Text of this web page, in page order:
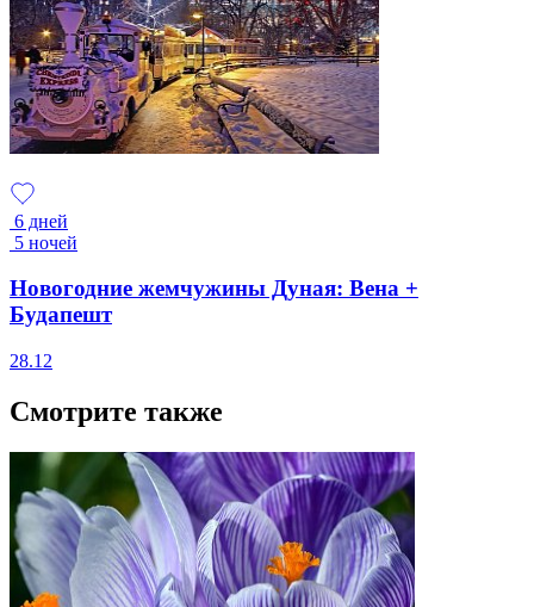
6 дней
5 ночей
Новогодние жемчужины Дуная: Вена +
Будапешт
28.12
Смотрите также